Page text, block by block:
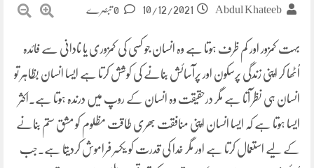
Abdul Khateeb
10/12/2021
بہت کمزور اور کم ظرف ہوتا ہے وہ انسان جو کسی کی کمزوری یا نادانی سے فائدہ
اُٹھا کر اپنی زندگی پرسکون اور پرآسائش بنانے کی کوشش کرتا ہے ایسا انسان بظاہر تو
انسان ہی نظر آتا ہے مگر درحقیقت وہ انسان کے روپ میں درندہ ہوتا ہے۔اکثر
ایسا ہوتا ہے کہ ایسا انسان اپنی منافقت بھری طاقت مظلوم کو مشق ستم بنانے
کے لیے استعمال کرتا ہے اور مگر خدا کی قدرت کو یکسر فراموش کردیتا ہے۔جب